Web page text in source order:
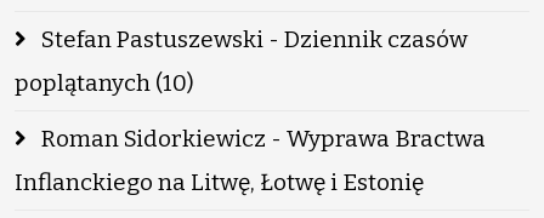
Stefan Pastuszewski - Dziennik czasów
poplątanych (10)
Roman Sidorkiewicz - Wyprawa Bractwa
Inflanckiego na Litwę, Łotwę i Estonię